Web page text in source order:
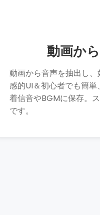
動画か
動画から音声を抽出し
感的UI＆初心者でも簡
着信音やBGMに保存。
です。